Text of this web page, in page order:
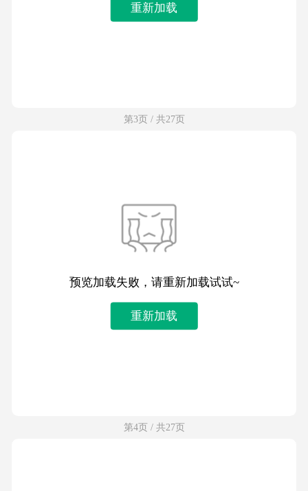
重新加载
第3页 / 共27页
预览加载失败，请重新加载试试~
重新加载
第4页 / 共27页